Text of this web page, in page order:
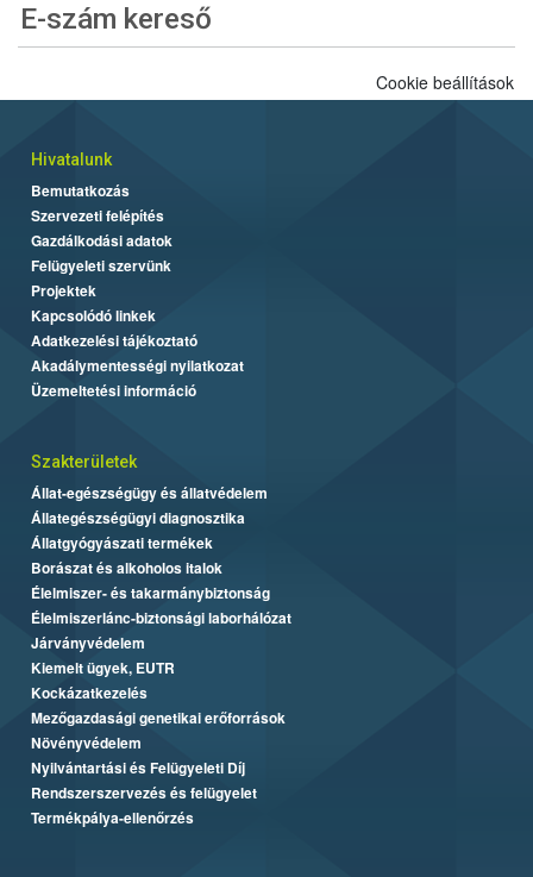
E-szám kereső
Cookie beállítások
Hivatalunk
Bemutatkozás
Szervezeti felépítés
Gazdálkodási adatok
Felügyeleti szervünk
Projektek
Kapcsolódó linkek
Adatkezelési tájékoztató
Akadálymentességi nyilatkozat
Üzemeltetési információ
Szakterületek
Állat-egészségügy és állatvédelem
Állategészségügyi diagnosztika
Állatgyógyászati termékek
Borászat és alkoholos italok
Élelmiszer- és takarmánybiztonság
Élelmiszerlánc-biztonsági laborhálózat
Járványvédelem
Kiemelt ügyek, EUTR
Kockázatkezelés
Mezőgazdasági genetikai erőforrások
Növényvédelem
Nyilvántartási és Felügyeleti Díj
Rendszerszervezés és felügyelet
Termékpálya-ellenőrzés